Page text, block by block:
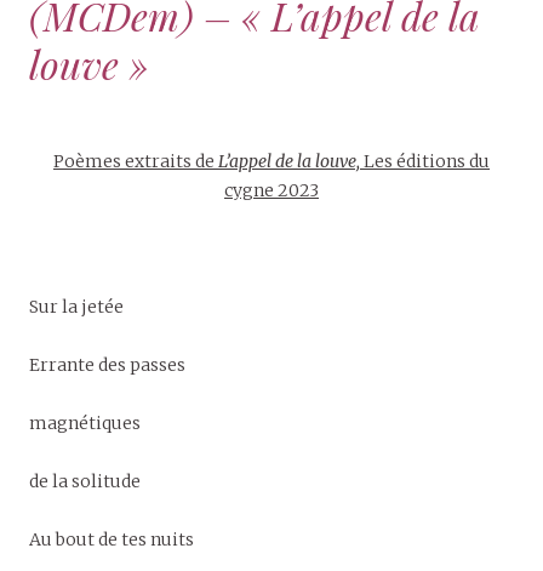
(MCDem) – « L’appel de la
louve »
Poèmes extraits de L’appel de la louve, Les éditions du
cygne 2023
Sur la jetée
Errante des passes
magnétiques
de la solitude
Au bout de tes nuits